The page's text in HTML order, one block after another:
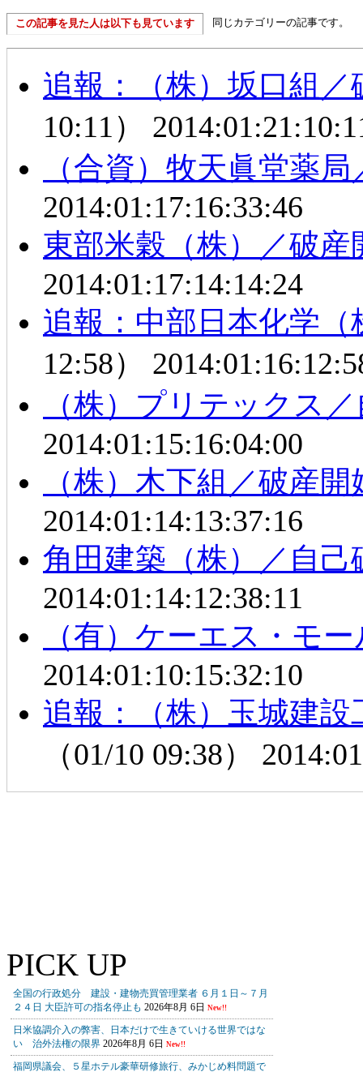
この記事を見た人は以下も見ています 同じカテゴリーの記事です。
追報：（株）坂口組
10:11）
（合資）牧天眞堂薬
2014:01:17:16:33:46
東部米穀（株）／破産
2014:01:17:14:14:24
追報：中部日本化学
12:58）
（株）プリテックス
2014:01:15:16:04:00
（株）木下組／破産開
2014:01:14:13:37:16
角田建築（株）／自己
2014:01:14:12:38:11
（有）ケーエス・モ
2014:01:10:15:32:10
追報：（株）玉城建
（01/10 09:38）
PICK UP